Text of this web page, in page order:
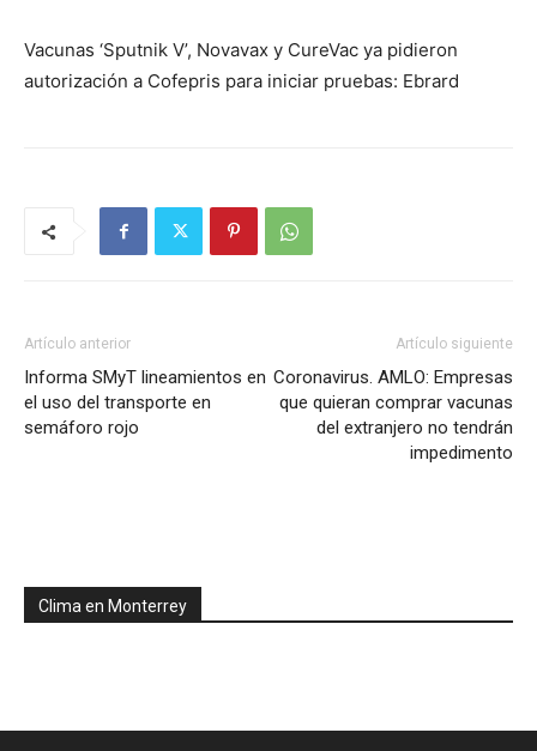
Vacunas ‘Sputnik V’, Novavax y CureVac ya pidieron
autorización a Cofepris para iniciar pruebas: Ebrard
Artículo anterior
Informa SMyT lineamientos en
el uso del transporte en
semáforo rojo
Artículo siguiente
Coronavirus. AMLO: Empresas
que quieran comprar vacunas
del extranjero no tendrán
impedimento
Clima en Monterrey